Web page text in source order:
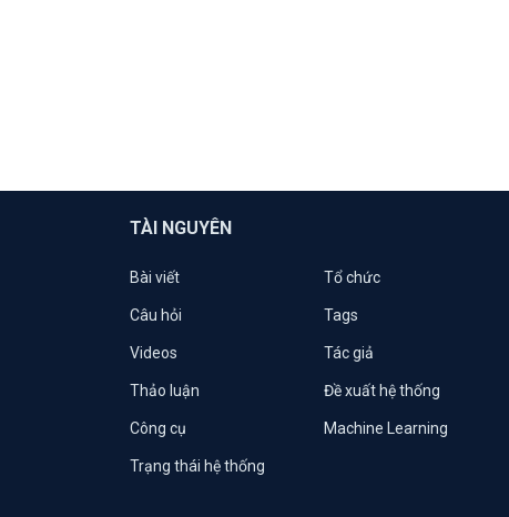
TÀI NGUYÊN
Bài viết Tổ chức
Câu hỏi Tags
Videos Tác giả
Thảo luận Đề xuất hệ thống
Công cụ Machine Learning
Trạng thái hệ thống